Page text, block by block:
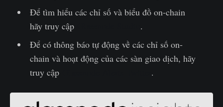
Để tìm hiểu các chỉ số và biểu đồ on-chain
hãy truy cập
.
Để có thông báo tự động về các chỉ số on-
chain và hoạt động của các sàn giao dịch, hãy
truy cập
.